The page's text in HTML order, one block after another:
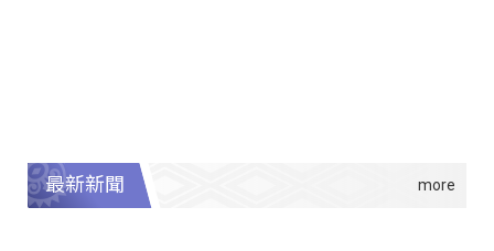
最新新聞